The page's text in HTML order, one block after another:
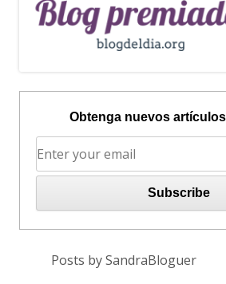
Obtenga nuevos
Posts by SandraBloguer